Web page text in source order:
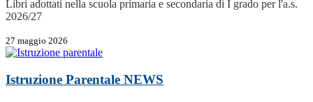
Libri adottati nella scuola primaria e secondaria di I grado per l'a.s.
2026/27
27 maggio 2026
Istruzione Parentale NEWS